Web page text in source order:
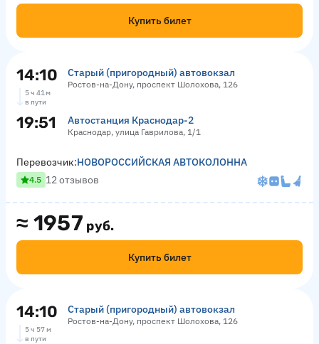
Купить билет
14:10 Старый (пригородный) автовокзал
Ростов-на-Дону, проспект Шолохова, 126
5 ч 41 м
в пути
19:51 Автостанция Краснодар-2
Краснодар, улица Гаврилова, 1/1
≈ 1957 руб.
Купить билет
Перевозчик:НОВОРОССИЙСКАЯ АВТОКОЛОННА
4.5 12 отзывов
14:10 Старый (пригородный) автовокзал
Ростов-на-Дону, проспект Шолохова, 126
5 ч 57 м
в пути